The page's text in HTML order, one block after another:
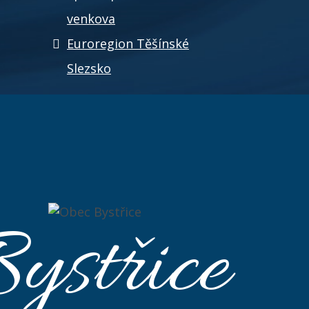
venkova
Euroregion Těšínské
Slezsko